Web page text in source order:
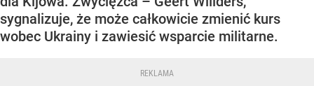
sygnalizuje, że może całkowicie zmienić kurs
wobec Ukrainy i zawiesić wsparcie militarne.